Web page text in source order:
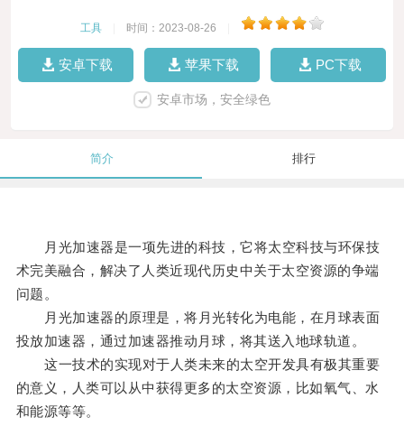
工具 时间：2023-08-26
安卓下载 苹果下载 PC下载
安卓市场，安全绿色
简介 排行
月光加速器是一项先进的科技，它将太空科技与环保技
术完美融合，解决了人类近现代历史中关于太空资源的争端
问题。
月光加速器的原理是，将月光转化为电能，在月球表面
投放加速器，通过加速器推动月球，将其送入地球轨道。
这一技术的实现对于人类未来的太空开发具有极其重要
的意义，人类可以从中获得更多的太空资源，比如氧气、水
和能源等等。